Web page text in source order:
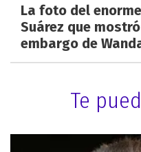
La foto del
Suárez que
embargo de
Te